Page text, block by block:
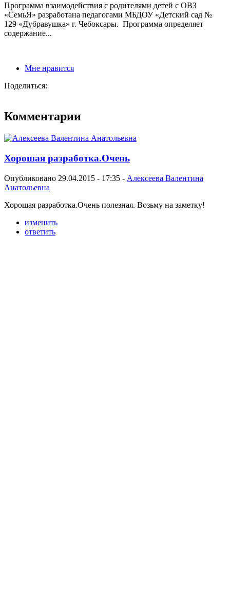
Программа взаимодействия с родителями детей с ОВЗ
«СемьЯ» разработана педагогами МБДОУ «Детский сад №
129 «Дубравушка» г. Чебоксары. Программа определяет
содержание...
Мне нравится
Поделиться:
Комментарии
Хорошая разработка.Очень
Опубликовано 29.04.2015 - 17:35 - Алексеева Валентина
Анатольевна
Хорошая разработка.Очень полезная. Возьму на заметку!
изменить
ответить